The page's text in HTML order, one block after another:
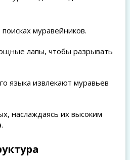
муравейников.
лапы, чтобы разрывать
языка извлекают муравьев
наслаждаясь их высоким